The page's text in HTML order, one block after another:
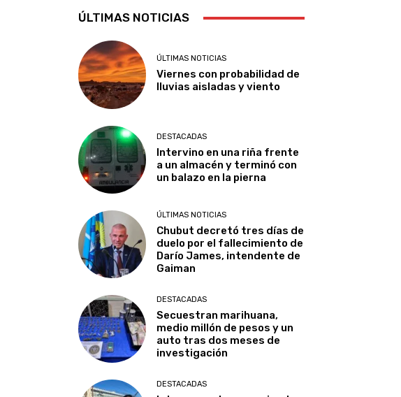
ÚLTIMAS NOTICIAS
ÚLTIMAS NOTICIAS
Viernes con probabilidad de
lluvias aisladas y viento
DESTACADAS
Intervino en una riña frente
a un almacén y terminó con
un balazo en la pierna
ÚLTIMAS NOTICIAS
Chubut decretó tres días de
duelo por el fallecimiento de
Darío James, intendente de
Gaiman
DESTACADAS
Secuestran marihuana,
medio millón de pesos y un
auto tras dos meses de
investigación
DESTACADAS